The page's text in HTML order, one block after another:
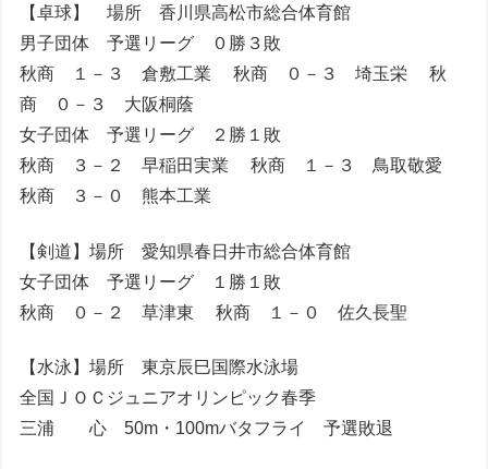
【卓球】 場所 香川県高松市総合体育館
男子団体 予選リーグ ０勝３敗
秋商 １－３ 倉敷工業 秋商 ０－３ 埼玉栄 秋
商 ０－３ 大阪桐蔭
女子団体 予選リーグ ２勝１敗
秋商 ３－２ 早稲田実業 秋商 １－３ 鳥取敬愛
秋商 ３－０ 熊本工業
【剣道】場所 愛知県春日井市総合体育館
女子団体 予選リーグ １勝１敗
秋商 ０－２ 草津東 秋商 １－０ 佐久長聖
【水泳】場所 東京辰巳国際水泳場
全国ＪＯＣジュニアオリンピック春季
三浦 心 50m・100mバタフライ 予選敗退